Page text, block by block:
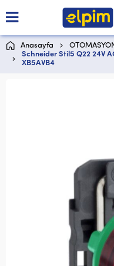
Anasayfa
Schneider Stil5 Q22 24V
XB5AVB4